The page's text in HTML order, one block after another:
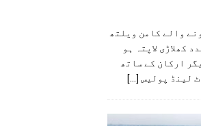
ہونے والے کامن ویلتھ
کھلاڑی لاپتہ ہو
ارکان کے ساتھ
لینڈ پولیس [...]